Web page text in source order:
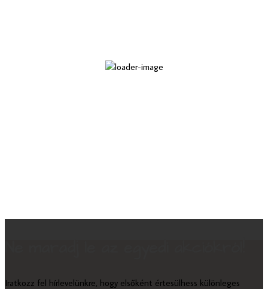
Iratkozz fel hírlevelünkre, hogy elsőként értesülhess különleges